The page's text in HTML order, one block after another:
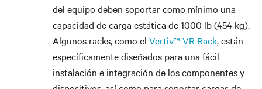
del equipo deben soportar como mínimo una
capacidad de carga estática de 1000 lb (454 kg).
Algunos racks, como el Vertiv™ VR Rack, están
específicamente diseñados para una fácil
instalación e integración de los componentes y